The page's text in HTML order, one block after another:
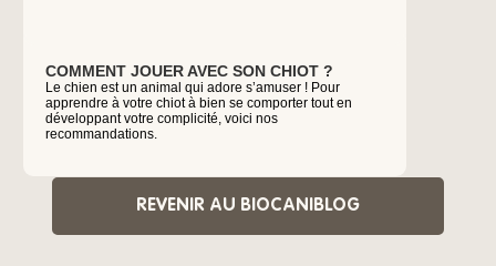
COMMENT JOUER AVEC SON CHIOT ?
Le chien est un animal qui adore s’amuser ! Pour
apprendre à votre chiot à bien se comporter tout en
développant votre complicité, voici nos
recommandations.
REVENIR AU BIOCANIBLOG